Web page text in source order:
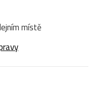
místě